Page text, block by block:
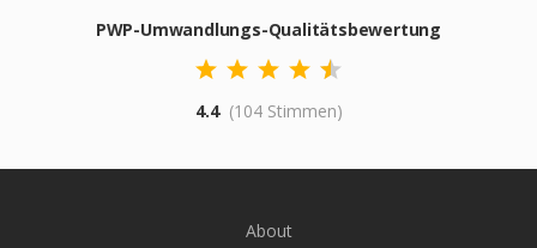
PWP-Umwandlungs-Qualitätsbewertung
4.4 (104 Stimmen)
About